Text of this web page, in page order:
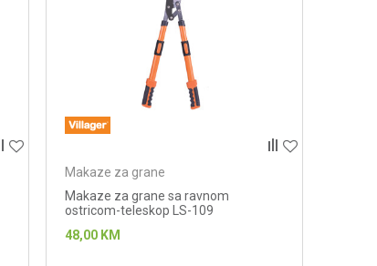
Makaze za grane
Makaze za grane sa ravnom
ostricom-teleskop LS-109
48,00 KM